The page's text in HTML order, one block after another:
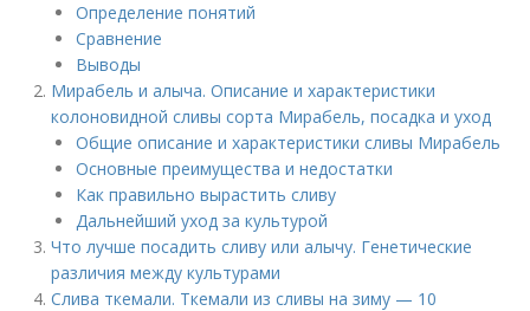
Определение понятий
Сравнение
Выводы
Мирабель и алыча. Описание и характеристики
колоновидной сливы сорта Мирабель, посадка и уход
Общие описание и характеристики сливы Мирабель
Основные преимущества и недостатки
Как правильно вырастить сливу
Дальнейший уход за культурой
Что лучше посадить сливу или алычу. Генетические
различия между культурами
Слива ткемали. Ткемали из сливы на зиму — 10